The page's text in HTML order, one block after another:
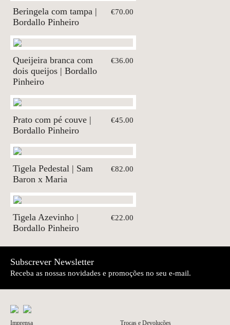
Beringela com tampa |
Bordallo Pinheiro
€70.00
Queijeira branca com
dois queijos | Bordallo
Pinheiro
€36.00
Prato com pé couve |
Bordallo Pinheiro
€45.00
Tigela Pedestal | Sam
Baron x Maria
€82.00
Tigela Azevinho |
Bordallo Pinheiro
€22.00
Subscrever Newsletter
Receba as nossas novidades e promoções no seu e-mail.
Imprensa Trocas e Devoluções